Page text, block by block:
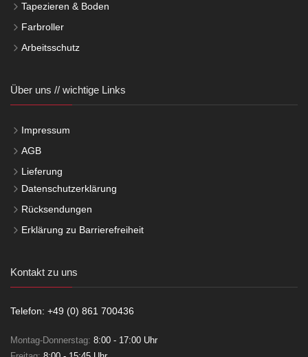
Tapezieren & Boden
Farbroller
Arbeitsschutz
Über uns // wichtige Links
Impressum
AGB
Lieferung
Datenschutzerklärung
Rücksendungen
Erklärung zu Barrierefreiheit
Kontakt zu uns
Telefon: +49 (0) 861 700436
Montag-Donnerstag: 8:00 - 17:00 Uhr